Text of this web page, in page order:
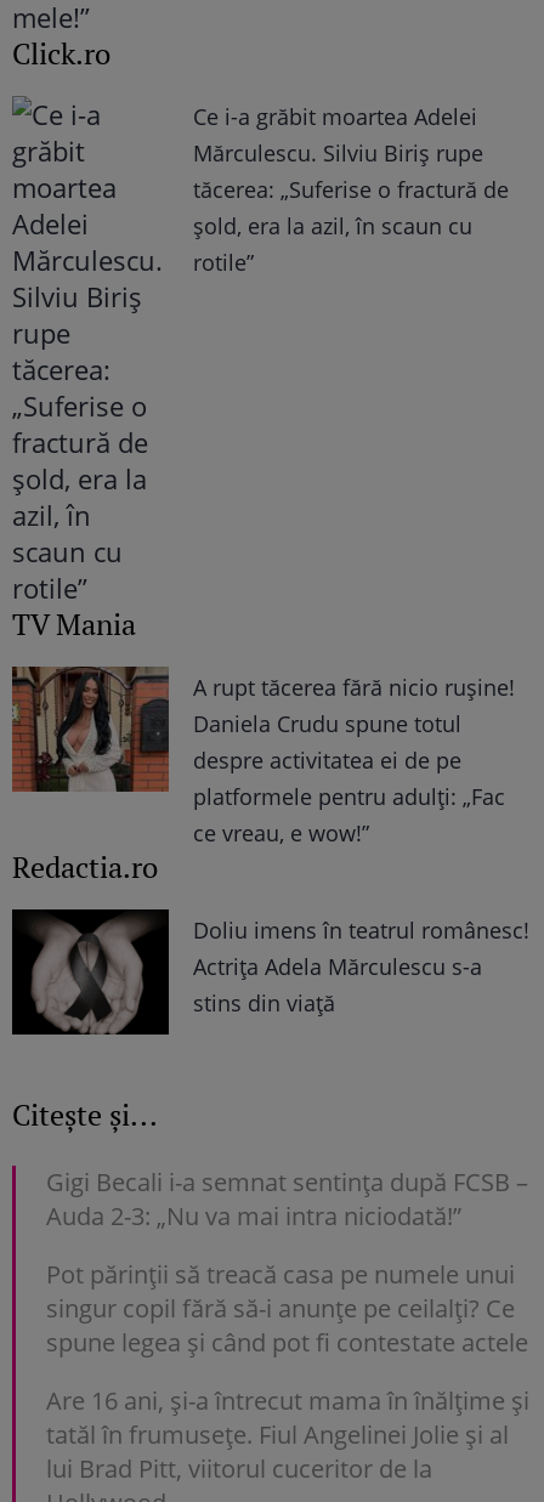
Click.ro
Ce i-a grăbit moartea Adelei
Mărculescu. Silviu Biriș rupe
tăcerea: „Suferise o fractură de
șold, era la azil, în scaun cu
rotile”
TV Mania
A rupt tăcerea fără nicio rușine!
Daniela Crudu spune totul
despre activitatea ei de pe
platformele pentru adulți: „Fac
ce vreau, e wow!”
Redactia.ro
Doliu imens în teatrul românesc!
Actrița Adela Mărculescu s-a
stins din viață
Citește și...
Gigi Becali i-a semnat sentința după FCSB –
Auda 2-3: „Nu va mai intra niciodată!”
Pot părinții să treacă casa pe numele unui
singur copil fără să-i anunțe pe ceilalți? Ce
spune legea și când pot fi contestate actele
Are 16 ani, și-a întrecut mama în înălțime și
tatăl în frumusețe. Fiul Angelinei Jolie și al
lui Brad Pitt, viitorul cuceritor de la